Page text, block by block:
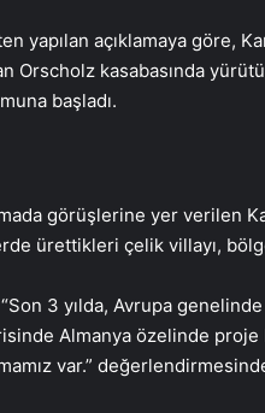
yapılan açıklamaya göre,
Orscholz kasabasında
başladı.
görüşlerine yer verilen
ürettikleri çelik villayı,
“Son 3 yılda, Avrupa
Almanya özelinde
var.”